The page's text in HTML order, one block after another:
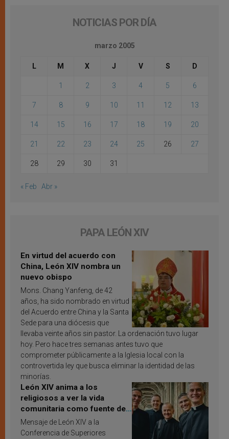
NOTICIAS POR DÍA
marzo 2005
L M X J V S D
1 2 3 4 5 6
7 8 9 10 11 12 13
14 15 16 17 18 19 20
21 22 23 24 25 26 27
28 29 30 31
« Feb Abr »
PAPA LEÓN XIV
En virtud del acuerdo con
China, León XIV nombra un
nuevo obispo
Mons. Chang Yanfeng, de 42
años, ha sido nombrado en virtud
del Acuerdo entre China y la Santa
Sede para una diócesis que
llevaba veinte años sin pastor. La ordenación tuvo lugar
hoy. Pero hace tres semanas antes tuvo que
comprometer públicamente a la Iglesia local con la
controvertida ley que busca eliminar la identidad de las
minorías.
León XIV anima a los
religiosos a ver la vida
comunitaria como fuente de
inspiración y santificación
Mensaje de León XIV a la
Conferencia de Superiores